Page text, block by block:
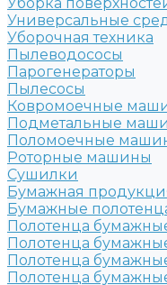
Универсальные
Уборочная техника
Пылеводососы
Парогенераторы
Пылесосы
Ковромоечные
Подметальные
Поломоечные
Роторные машины
Сушилки
Бумажная
Бумажные
Полотенца
Полотенца
Полотенца
Полотенца